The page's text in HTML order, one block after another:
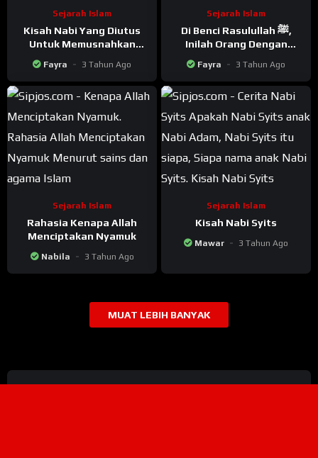
Sejarah Islam
Kisah Nabi Yang Diutus
Untuk Memusnahkan
Burung Raksasa Pemakan
Manusia
Fayra 3 Tahun Ago
Sejarah Islam
Di Benci Rasulullah ﷺ,
Inilah Orang Dengan
Tanda Hitam di Jidat
Fayra 3 Tahun Ago
Sejarah Islam
Rahasia Kenapa Allah
Menciptakan Nyamuk
Nabila 3 Tahun Ago
Sejarah Islam
Kisah Nabi Syits
Mawar 3 Tahun Ago
MUAT LEBIH BANYAK